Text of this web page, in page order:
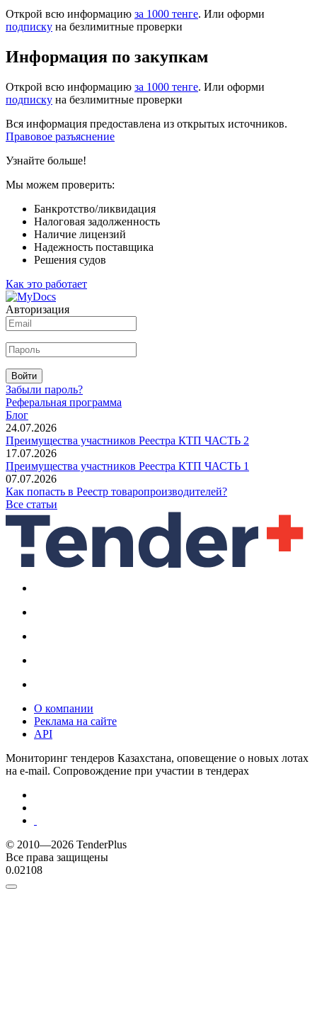
Открой всю информацию за 1000 тенге. Или оформи
подписку на безлимитные проверки
Информация по закупкам
Открой всю информацию за 1000 тенге. Или оформи
подписку на безлимитные проверки
Вся информация предоставлена из открытых источников.
Правовое разъяснение
Узнайте больше!
Мы можем проверить:
Банкротство/ликвидация
Налоговая задолженность
Наличие лицензий
Надежность поставщика
Решения судов
Как это работает
Авторизация
Войти
Забыли пароль?
Реферальная программа
Блог
24.07.2026
Преимущества участников Реестра КТП ЧАСТЬ 2
17.07.2026
Преимущества участников Реестра КТП ЧАСТЬ 1
07.07.2026
Как попасть в Реестр товаропроизводителей?
Все статьи
О компании
Реклама на сайте
API
Мониторинг тендеров Казахстана, оповещение о новых лотах
на e-mail. Сопровождение при участии в тендерах
© 2010—2026 TenderPlus
Все права защищены
0.02108